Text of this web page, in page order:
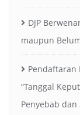
DJP
maupun
Pendaftaran
“Tanggal
Penyebab dan